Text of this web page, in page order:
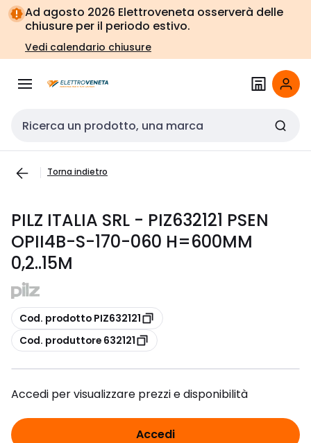
Vai alla
navigazione
Vai
alla
pagina
Ad agosto 2026 Elettroveneta osserverà delle
chiusure per il periodo estivo.
Vedi calendario chiusure
Cerca input
Torna indietro
PILZ ITALIA SRL - PIZ632121 PSEN
OPII4B-S-170-060 H=600MM
0,2..15M
copia
Cod. prodotto PIZ632121
copia
Cod. produttore 632121
Accedi per visualizzare prezzi e disponibilità
Accedi